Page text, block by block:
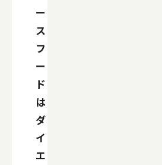
ー
ス
フ
ー
ド
は
ダ
イ
エ